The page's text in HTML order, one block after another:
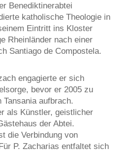
Benediktinerabtei
katholische Theologie in
Eintritt ins Kloster
Rheinländer nach einer
Santiago de Compostela.
engagierte er sich
bevor er 2005 zu
aufbrach.
als Künstler, geistlicher
der Abtei.
die Verbindung von
P. Zacharias entfaltet sich